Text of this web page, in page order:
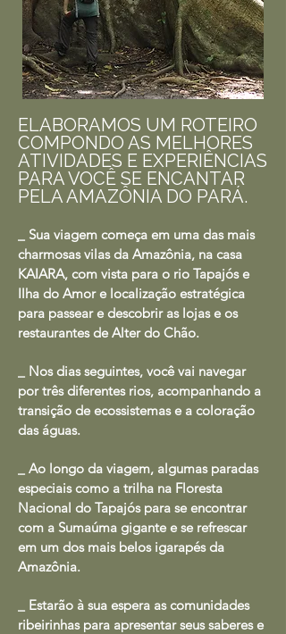
ELABORAMOS UM ROTEIRO
COMPONDO AS MELHORES
ATIVIDADES E EXPERIÊNCIAS
PARA VOCÊ SE ENCANTAR
PELA AMAZÔNIA DO PARÁ.
_ Sua viagem começa em uma das mais
charmosas vilas da Amazônia, na casa
KAIARA, com vista para o rio Tapajós e
Ilha do Amor e localização estratégica
para passear e descobrir as lojas e os
restaurantes de Alter do Chão.
_ Nos dias seguintes, você vai navegar
por três diferentes rios, acompanhando a
transição de ecossistemas e a coloração
das águas.
_ Ao longo da viagem, algumas paradas
especiais como a trilha na Floresta
Nacional do Tapajós para se encontrar
com a Sumaúma gigante e se refrescar
em um dos mais belos igarapés da
Amazônia.
_ Estarão à sua espera as comunidades
ribeirinhas para apresentar seus saberes e